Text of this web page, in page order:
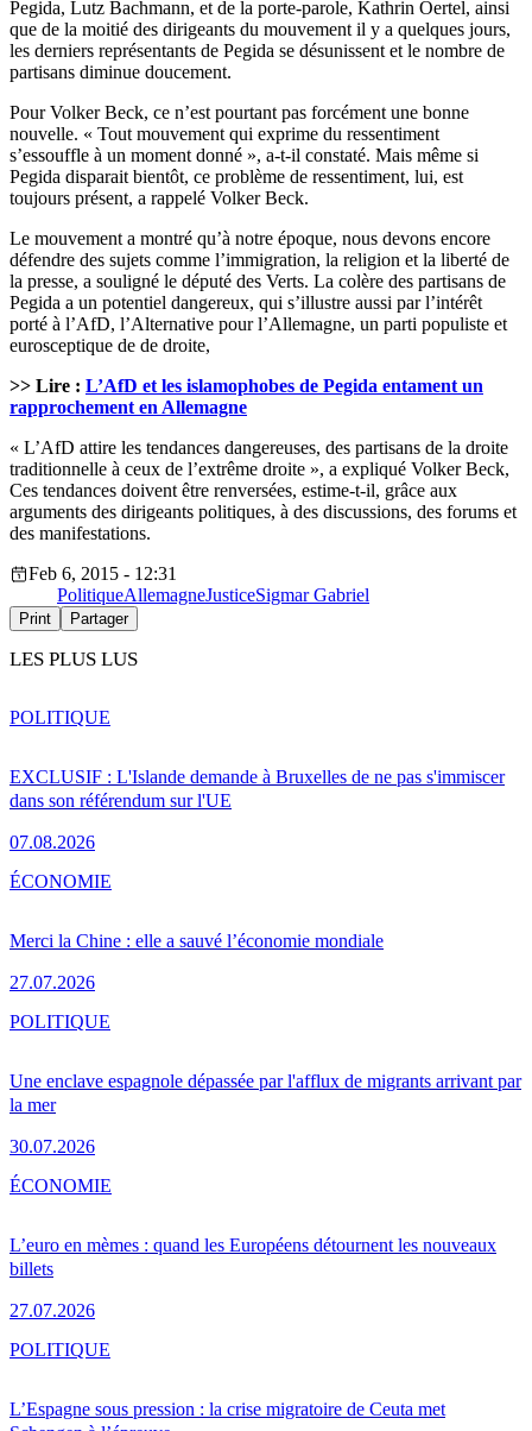
Pegida, Lutz Bachmann, et de la porte-parole, Kathrin Oertel, ainsi
que de la moitié des dirigeants du mouvement il y a quelques jours,
les derniers représentants de Pegida se désunissent et le nombre de
partisans diminue doucement.
Pour Volker Beck, ce n’est pourtant pas forcément une bonne
nouvelle. « Tout mouvement qui exprime du ressentiment
s’essouffle à un moment donné », a-t-il constaté. Mais même si
Pegida disparait bientôt, ce problème de ressentiment, lui, est
toujours présent, a rappelé Volker Beck.
Le mouvement a montré qu’à notre époque, nous devons encore
défendre des sujets comme l’immigration, la religion et la liberté de
la presse, a souligné le député des Verts. La colère des partisans de
Pegida a un potentiel dangereux, qui s’illustre aussi par l’intérêt
porté à l’AfD, l’Alternative pour l’Allemagne, un parti populiste et
eurosceptique de de droite,
>> Lire : L’AfD et les islamophobes de Pegida entament un
rapprochement en Allemagne
« L’AfD attire les tendances dangereuses, des partisans de la droite
traditionnelle à ceux de l’extrême droite », a expliqué Volker Beck,
Ces tendances doivent être renversées, estime-t-il, grâce aux
arguments des dirigeants politiques, à des discussions, des forums et
des manifestations.
Feb 6, 2015 - 12:31
PolitiqueAllemagneJusticeSigmar Gabriel
Print Partager
LES PLUS LUS
EXCLUSIF : L'Islande demande à Bruxelles de ne pas s'immiscer
dans son référendum sur l'UE
07.08.2026
POLITIQUE
Merci la Chine : elle a sauvé l’économie mondiale
27.07.2026
ÉCONOMIE
Une enclave espagnole dépassée par l'afflux de migrants arrivant par
la mer
30.07.2026
POLITIQUE
L’euro en mèmes : quand les Européens détournent les nouveaux
billets
27.07.2026
ÉCONOMIE
L’Espagne sous pression : la crise migratoire de Ceuta met
POLITIQUE